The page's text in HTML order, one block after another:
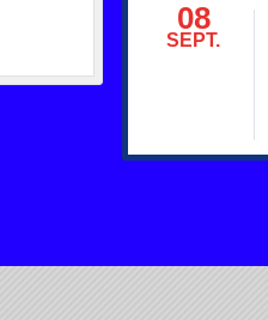
08
SEPT.